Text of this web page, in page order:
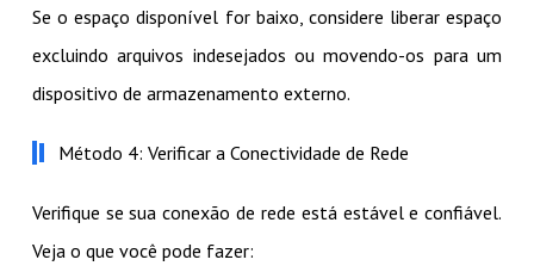
Se o espaço disponível for baixo, considere liberar espaço
excluindo arquivos indesejados ou movendo-os para um
dispositivo de armazenamento externo.
Método 4: Verificar a Conectividade de Rede
Verifique se sua conexão de rede está estável e confiável.
Veja o que você pode fazer: